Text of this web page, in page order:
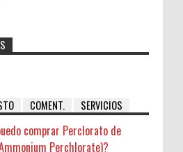
COMENT. SERVICIOS
comprar Perclorato de
Perchlorate)?